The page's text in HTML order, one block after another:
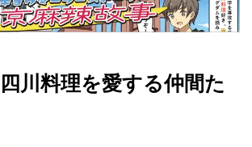
川料理を愛する仲間た